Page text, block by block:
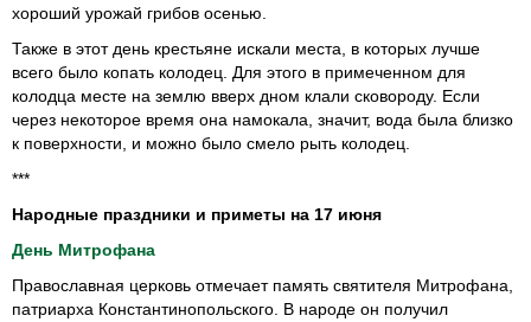
хороший урожай грибов осенью.
Также в этот день крестьяне искали места, в которых лучше
всего было копать колодец. Для этого в примеченном для
колодца месте на землю вверх дном клали сковороду. Если
через некоторое время она намокала, значит, вода была близко
к поверхности, и можно было смело рыть колодец.
***
Народные праздники и приметы на 17 июня
День Митрофана
Православная церковь отмечает память святителя Митрофана,
патриарха Константинопольского. В народе он получил